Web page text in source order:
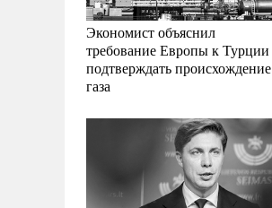
Экономист объяснил
требование Европы к Турции
подтверждать происхождение
газа